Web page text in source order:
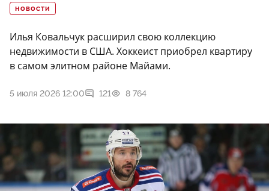
НОВОСТИ
Илья Ковальчук расширил свою коллекцию
недвижимости в США. Хоккеист приобрел квартиру
в самом элитном районе Майами.
5 июля 2026 12:00 121 8 764